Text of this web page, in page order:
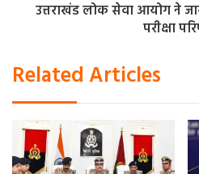
उत्तराखंड लोक सेवा आयोग ने
परीक्षा
Related Articles